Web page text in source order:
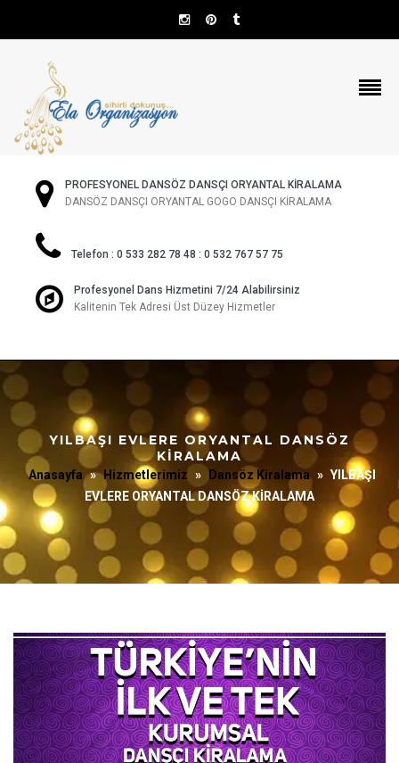
PROFESYONEL DANSÖZ DANSÇI ORYANTAL KİRALAMA
DANSÖZ DANSÇI ORYANTAL GOGO DANSÇI KİRALAMA
Telefon : 0 533 282 78 48 : 0 532 767 57 75
Profesyonel Dans Hizmetini 7/24 Alabilirsiniz
Kalitenin Tek Adresi Üst Düzey Hizmetler
YILBAŞI EVLERE ORYANTAL DANSÖZ
KİRALAMA
Anasayfa » Hizmetlerimiz » Dansöz Kiralama » YILBAŞI
EVLERE ORYANTAL DANSÖZ KİRALAMA